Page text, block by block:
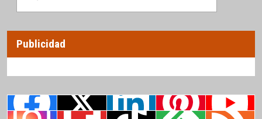
Publicidad